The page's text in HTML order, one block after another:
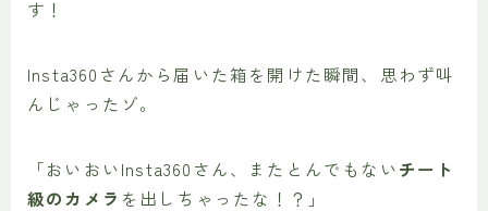
す！
Insta360さんから届いた箱を開けた瞬間、思わず叫
んじゃったゾ。
「おいおいInsta360さん、またとんでもないチート
級のカメラ を出しちゃったな！？」